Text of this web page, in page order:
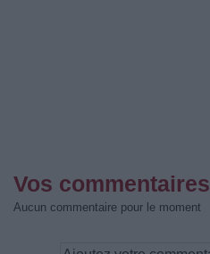
Vos commentaires
Aucun commentaire pour le moment